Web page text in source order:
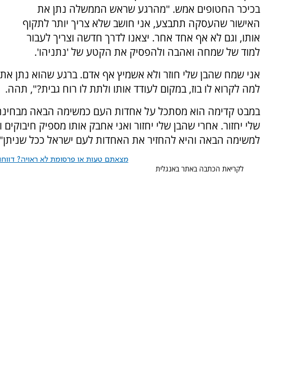
בכיכר החטופים אמש. "מהרגע שראש הממשלה נתן את
האישור שהעסקה תתבצע, אני חושב שלא צריך יותר לתקוף
אותו, וגם לא אף אחד אחר. יצאנו לדרך חדשה וצריך לעבור
למוד של שמחה ואהבה ולהפסיק את הקטע של 'נתניהו'.
אני שמח שהבן שלי חוזר ולא אשמיץ אף אדם. ברגע שהוא נתן
למה לקרוא לו בוז, במקום לעודד אותו ולתת לו רוח גבית?", תהה.
במבט קדימה הוא מסתכל על אחדות העם כמשימה הבאה
שלי יחזור. אחרי שהבן שלי יחזור ואני אחבק אותו מספיק
למשימה הבאה והיא להחזיר את האחדות לעם ישראל ככל
מצאתם טעות או פרסומת לא ראויה? דווחו
לקריאת הכתבה באתר באנגלית